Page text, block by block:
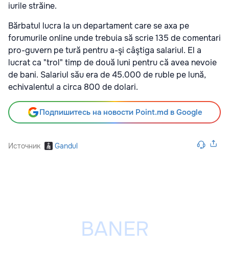
iurile străine.
Bărbatul lucra la un departament care se axa pe
forumurile online unde trebuia să scrie 135 de comentari
pro-guvern pe tură pentru a-şi câştiga salariul. El a
lucrat ca "trol" timp de două luni pentru că avea nevoie
de bani. Salariul său era de 45.000 de ruble pe lună,
echivalentul a circa 800 de dolari.
Подпишитесь на новости Point.md в Google
Источник Gandul